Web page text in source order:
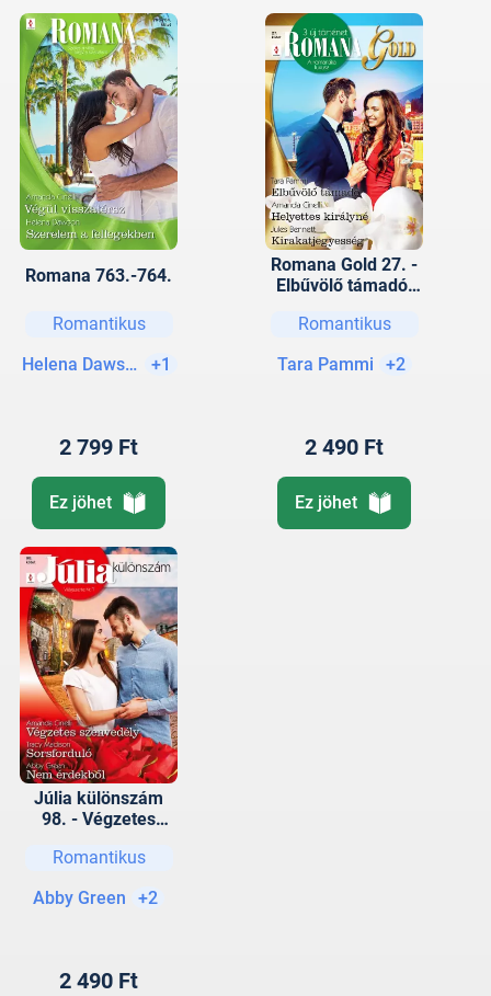
Romana 763.-764.
Romantikus
Helena Dawson
+1
2 799 Ft
Ez jöhet
Romana Gold 27. -
Elbűvölő támadó;
Kirakatjegyesség
Romantikus
Tara Pammi
+2
2 490 Ft
Ez jöhet
Júlia különszám
98. - Végzetes
Sorsforduló; Nem
Romantikus
Abby Green
+2
2 490 Ft